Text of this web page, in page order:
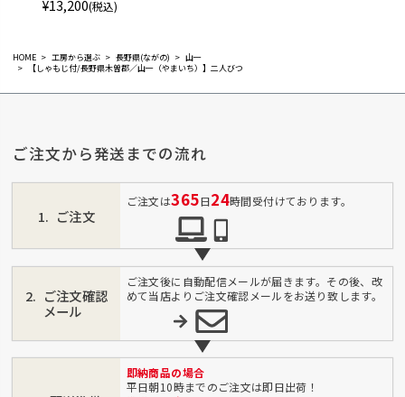
HOME 工房から選ぶ 長野県(ながの)
山一
【しゃもじ付/長野県木曽郡／山一（やまいち）】二人びつ
¥13,200(税込)
ご注文から発送までの流れ
ご注文
ご注文は365日24時間受付けております。
ご注文確認
メール
ご注文後に自動配信メールが届きます。その後、改
めて当店よりご注文確認メールをお送り致します。
即納商品の場合
平日朝10時までのご注文は即日出荷！